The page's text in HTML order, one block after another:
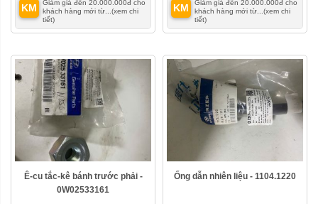
KM
Giảm giá đến 20.000.000đ cho
khách hàng mới từ... (xem chi
tiết)
KM
Giảm giá đến 20.000.000đ cho
khách hàng mới từ... (xem chi
tiết)
Ê-cu tắc-kê bánh trước phải -
0W02533161
Ống dẫn nhiên liệu - 1104.1220